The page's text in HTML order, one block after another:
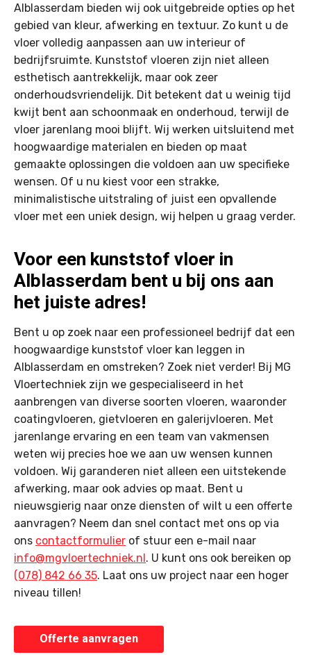
Alblasserdam bieden wij ook uitgebreide opties op het
gebied van kleur, afwerking en textuur. Zo kunt u de
vloer volledig aanpassen aan uw interieur of
bedrijfsruimte. Kunststof vloeren zijn niet alleen
esthetisch aantrekkelijk, maar ook zeer
onderhoudsvriendelijk. Dit betekent dat u weinig tijd
kwijt bent aan schoonmaak en onderhoud, terwijl de
vloer jarenlang mooi blijft. Wij werken uitsluitend met
hoogwaardige materialen en bieden op maat
gemaakte oplossingen die voldoen aan uw specifieke
wensen. Of u nu kiest voor een strakke,
minimalistische uitstraling of juist een opvallende
vloer met een uniek design, wij helpen u graag verder.
Voor een kunststof vloer in
Alblasserdam bent u bij ons aan
het juiste adres!
Bent u op zoek naar een professioneel bedrijf dat een
hoogwaardige kunststof vloer kan leggen in
Alblasserdam en omstreken? Zoek niet verder! Bij MG
Vloertechniek zijn we gespecialiseerd in het
aanbrengen van diverse soorten vloeren, waaronder
coatingvloeren, gietvloeren en galerijvloeren. Met
jarenlange ervaring en een team van vakmensen
weten wij precies hoe we aan uw wensen kunnen
voldoen. Wij garanderen niet alleen een uitstekende
afwerking, maar ook advies op maat. Bent u
nieuwsgierig naar onze diensten of wilt u een offerte
aanvragen? Neem dan snel contact met ons op via
ons contactformulier of stuur een e-mail naar
info@mgvloertechniek.nl. U kunt ons ook bereiken op
(078) 842 66 35. Laat ons uw project naar een hoger
niveau tillen!
Offerte aanvragen